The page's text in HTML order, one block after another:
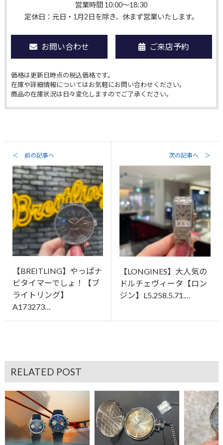
営業時間 10:00〜18:30
定休日：元日・1月2日を除き、休まず営業いたします。
お問い合わせ ご来店予約
価格は更新日時点の税込価格です。
在庫や詳細情報についてはお気軽にお問い合わせください。
商品の在庫状況は日々変化しますのでご了承ください。
＜ 前の記事へ
【BREITLING】やっぱナ
ビタイマーでしょ！【ブ
ライトリング】
A173273…
次の記事へ ＞
【LONGINES】大人気の
ドルチェヴィータ【ロン
ジン】L5.258.5.71.…
RELATED POST